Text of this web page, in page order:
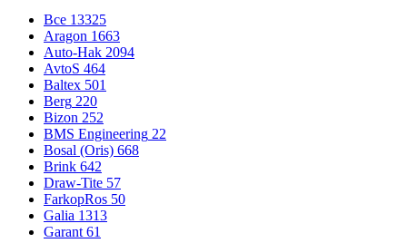
Все 13325
Aragon 1663
Auto-Hak 2094
AvtoS 464
Baltex 501
Berg 220
Bizon 252
BMS Engineering 22
Bosal (Oris) 668
Brink 642
Draw-Tite 57
FarkopRos 50
Galia 1313
Garant 61